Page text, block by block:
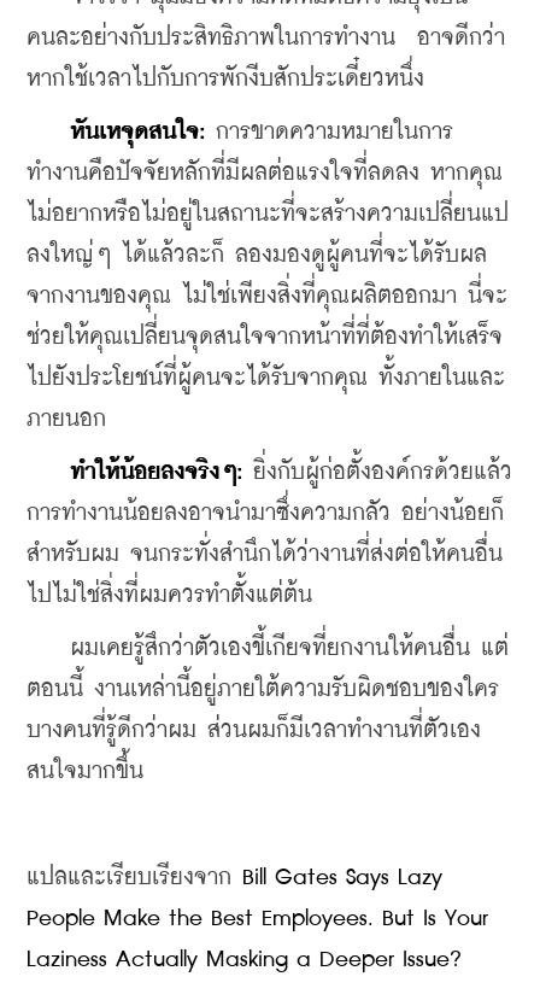
คนละอย่างกับประสิทธิภาพในการทำงาน  อาจดีกว่า
หากใช้เวลาไปกับการพักงีบสักประเดี๋ยวหนึ่ง
หันเหจุดสนใจ: การขาดความหมายในการ
ทำงานคือปัจจัยหลักที่มีผลต่อแรงใจที่ลดลง หากคุณ
ไม่อยากหรือไม่อยู่ในสถานะที่จะสร้างความเปลี่ยนแป
ลงใหญ่ๆ ได้แล้วละก็ ลองมองดูผู้คนที่จะได้รับผล
จากงานของคุณ ไม่ใช่เพียงสิ่งที่คุณผลิตออกมา นี่จะ
ช่วยให้คุณเปลี่ยนจุดสนใจจากหน้าที่ที่ต้องทำให้เสร็จ
ไปยังประโยชน์ที่ผู้คนจะได้รับจากคุณ ทั้งภายในและ
ภายนอก
ทำให้น้อยลงจริงๆ: ยิ่งกับผู้ก่อตั้งองค์กรด้วยแล้ว
การทำงานน้อยลงอาจนำมาซึ่งความกลัว อย่างน้อยก็
สำหรับผม จนกระทั่งสำนึกได้ว่างานที่ส่งต่อให้คนอื่น
ไปไม่ใช่สิ่งที่ผมควรทำตั้งแต่ต้น
ผมเคยรู้สึกว่าตัวเองขี้เกียจที่ยกงานให้คนอื่น แต่
ตอนนี้ งานเหล่านี้อยู่ภายใต้ความรับผิดชอบของใคร
บางคนที่รู้ดีกว่าผม ส่วนผมก็มีเวลาทำงานที่ตัวเอง
สนใจมากขึ้น
แปลและเรียบเรียงจาก Bill Gates Says Lazy
People Make the Best Employees. But Is Your
Laziness Actually Masking a Deeper Issue?